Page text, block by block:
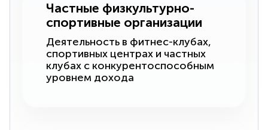
Частные физкультурно-
спортивные организации
Деятельность в фитнес-клубах,
спортивных центрах и частных
клубах с конкурентоспособным
уровнем дохода